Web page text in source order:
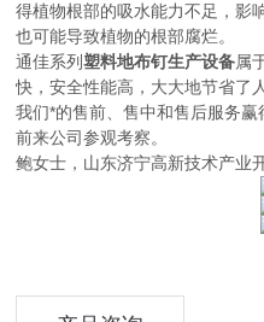
得植物根部的吸水能力不足，影
也可能导致植物的根部腐烂。
通佳系列塑料地布钉生产设备属
快，安全性能高，大大地节省了
我们*的售前、售中和售后服务
前来公司参观考察。
鲍女士，山东济宁高新技术产业